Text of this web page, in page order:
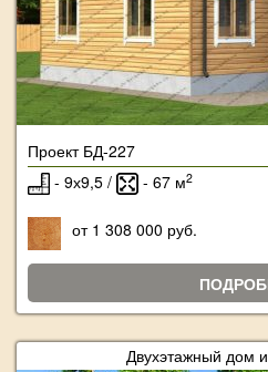
Проект БД-227
- 9х9,5 /
- 67 м2
от 1 308 000 руб.
Двухэтажный дом